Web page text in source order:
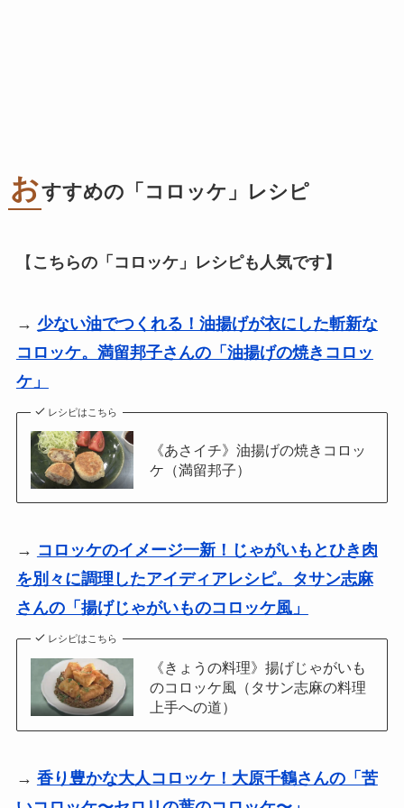
おすすめの「コロッケ」レシピ
【 こちらの「コロッケ」レシピも人気です】
→ 少ない油でつくれる！油揚げが衣にした斬新な
コロッケ。満留邦子さんの「油揚げの焼きコロッ
ケ」
レシピはこちら
《あさイチ》油揚げの焼きコロッ
ケ（満留邦子）
→ コロッケのイメージ一新！じゃがいもとひき肉
を別々に調理したアイディアレシピ。タサン志麻
さんの「揚げじゃがいものコロッケ風」
レシピはこちら
《きょうの料理》揚げじゃがいも
のコロッケ風（タサン志麻の料理
上手への道）
→ 香り豊かな大人コロッケ！大原千鶴さんの「苦